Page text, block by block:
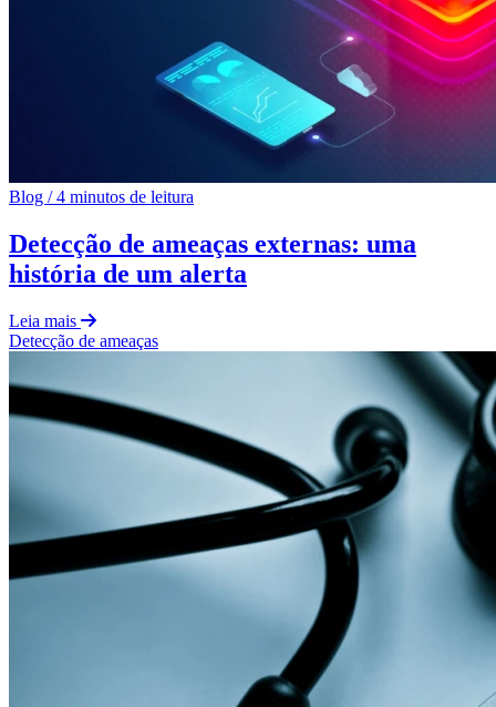
Blog /4 minutos de leitura
Detecção de ameaças externas: uma
história de um alerta
Leia mais
Detecção de ameaças